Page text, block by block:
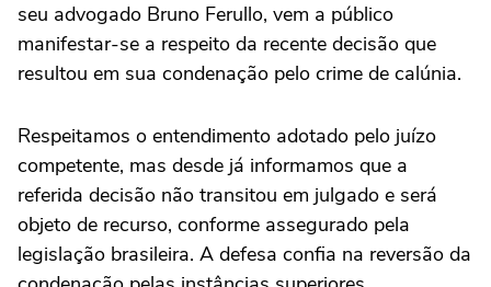
seu advogado Bruno Ferullo, vem a público
manifestar-se a respeito da recente decisão que
resultou em sua condenação pelo crime de calúnia.
Respeitamos o entendimento adotado pelo juízo
competente, mas desde já informamos que a
referida decisão não transitou em julgado e será
objeto de recurso, conforme assegurado pela
legislação brasileira. A defesa confia na reversão da